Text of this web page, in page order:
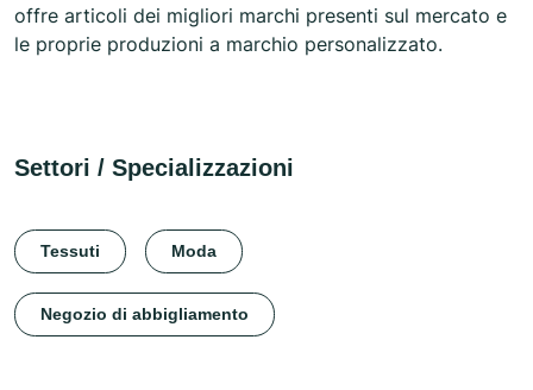
offre articoli dei migliori marchi presenti sul mercato e
le proprie produzioni a marchio personalizzato.
Settori / Specializzazioni
Tessuti Moda
Negozio di abbigliamento